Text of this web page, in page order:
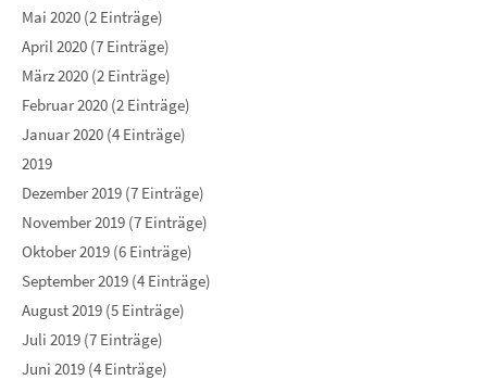
Mai 2020 (2 Einträge)
April 2020 (7 Einträge)
März 2020 (2 Einträge)
Februar 2020 (2 Einträge)
Januar 2020 (4 Einträge)
2019
Dezember 2019 (7 Einträge)
November 2019 (7 Einträge)
Oktober 2019 (6 Einträge)
September 2019 (4 Einträge)
August 2019 (5 Einträge)
Juli 2019 (7 Einträge)
Juni 2019 (4 Einträge)